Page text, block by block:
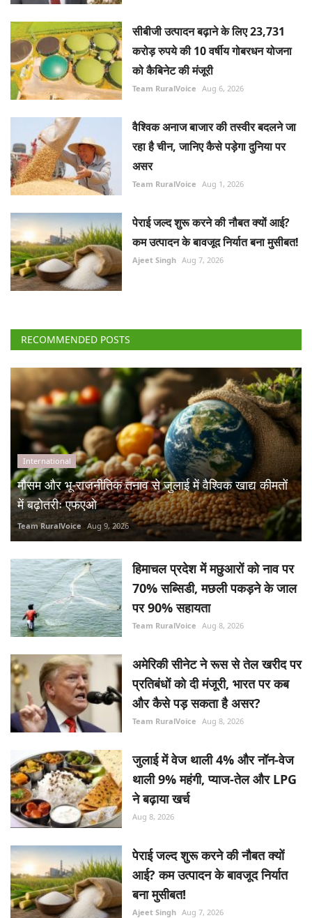
सीबीजी उत्पादन बढ़ाने के लिए 23,731
करोड़ रुपये की 10 वर्षीय गोबरधन योजना
को कैबिनेट की मंजूरी
Team RuralVoice Aug 6, 2026
वैश्विक अनाज बाजार की तस्वीर बदलने जा
रहा है चीन, जानिए कैसे पड़ेगा दुनिया पर
असर
Team RuralVoice Aug 1, 2026
पेराई जल्द शुरू करने की नौबत क्यों आई?
कम उत्पादन के बावजूद निर्यात बना मुसीबत!
Ajeet Singh Aug 7, 2026
RECOMMENDED POSTS
International
मौसम और भू-राजनीतिक तनाव से जुलाई में वैश्विक खाद्य कीमतों
में बढ़ोतरीः एफएओ
Team RuralVoice Aug 9, 2026
हिमाचल प्रदेश में मछुआरों को नाव पर
70% सब्सिडी, मछली पकड़ने के जाल
पर 90% सहायता
Team RuralVoice Aug 8, 2026
अमेरिकी सीनेट ने रूस से तेल खरीद पर
प्रतिबंधों को दी मंजूरी, भारत पर कब
और कैसे पड़ सकता है असर?
Team RuralVoice Aug 8, 2026
जुलाई में वेज थाली 4% और नॉन-वेज
थाली 9% महंगी, प्याज-तेल और LPG
ने बढ़ाया खर्च
Aug 8, 2026
पेराई जल्द शुरू करने की नौबत क्यों
आई? कम उत्पादन के बावजूद निर्यात
बना मुसीबत!
Ajeet Singh Aug 7, 2026